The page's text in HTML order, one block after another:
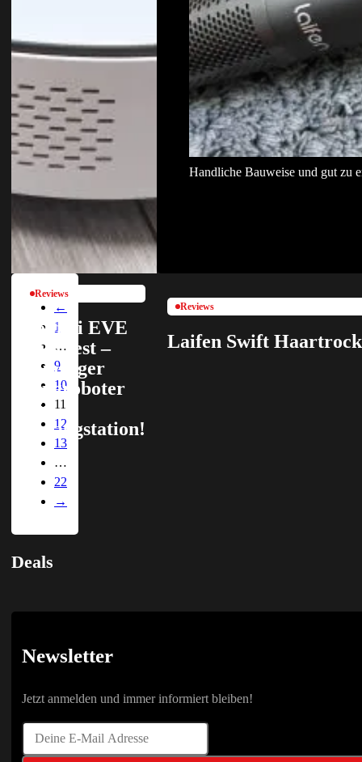
Reviews
Roidmi EVE
Plus Test –
Günstiger
Saugroboter
mit
Absaugstation!
Handliche Bauweise und gut zu
Reviews
Laifen Swift
←
1
…
9
10
11
12
13
…
22
→
Deals
Newsletter
Jetzt anmelden und immer informiert bleiben!